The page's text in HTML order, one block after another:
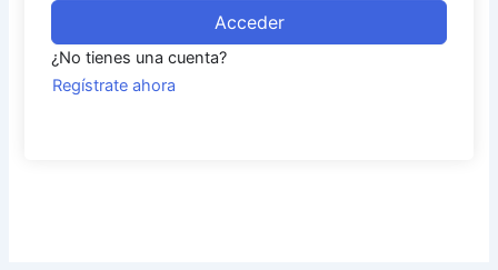
Acceder
¿No tienes una cuenta?
Regístrate ahora